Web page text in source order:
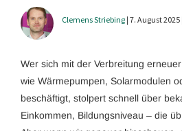
Clemens Striebing | 7. August 2025 |
Wer sich mit der Verbreitung
wie Wärmepumpen, Solarmodulen
beschäftigt, stolpert schnell über
Einkommen, Bildungsniveau – die